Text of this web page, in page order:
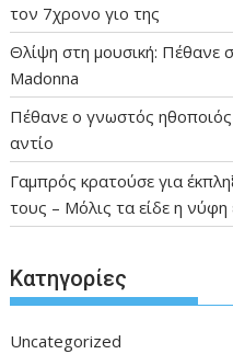
τον 7χρονο γιο της
Θλίψη στη μουσική:
Madonna
Πέθανε ο γνωστός ηθοποιός
αντίο
Γαμπρός κρατούσε για
τους – Μόλις τα είδε η νύφη
Kατηγορίες
Uncategorized